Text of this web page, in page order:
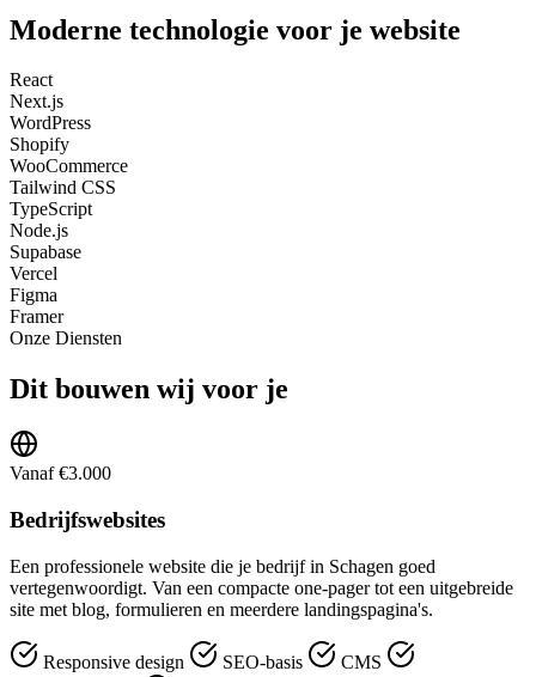
Moderne technologie voor je website
React
Next.js
WordPress
Shopify
WooCommerce
Tailwind CSS
TypeScript
Node.js
Supabase
Vercel
Figma
Framer
Onze Diensten
Dit bouwen wij voor je
Vanaf €3.000
Bedrijfswebsites
Een professionele website die je bedrijf in Schagen goed
vertegenwoordigt. Van een compacte one-pager tot een uitgebreide
site met blog, formulieren en meerdere landingspagina's.
Responsive design SEO-basis
CMS